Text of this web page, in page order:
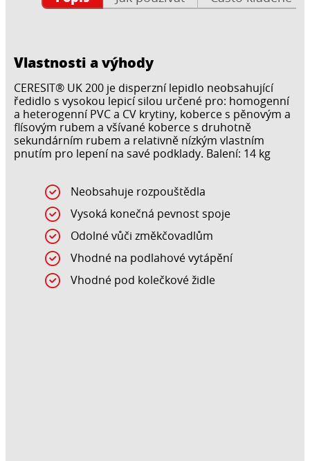
Vlastnosti a výhody
CERESIT® UK 200 je disperzní lepidlo neobsahující
ředidlo s vysokou lepicí silou určené pro: homogenní
a heterogenní PVC a CV krytiny, koberce s pěnovým a
flísovým rubem a všívané koberce s druhotně
sekundárním rubem a relativně nízkým vlastním
pnutím pro lepení na savé podklady. Balení: 14 kg
Neobsahuje rozpouštědla
Vysoká konečná pevnost spoje
Odolné vůči změkčovadlům
Vhodné na podlahové vytápění
Vhodné pod kolečkové židle